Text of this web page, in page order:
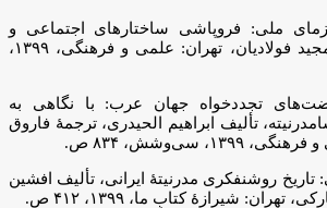
ملی: فروپاشی ساختارهای اجتماعی و
ظهور کاریزما، تألیف مجید فولادیان، تهران: علمی و فرهنگی‌‫، ۱۳۹۹،
تجددخواه جهان عرب: با نگاهی به
تألیف ابراهیم الحیدری، ترجمۀ فاروق
‫سی‌وشش، ۸۳۴ ص.
روشنفکری مدرنیتۀ ایرانی، تألیف افشین
شیرازۀ کتابِ ما، ‫۱۳۹۹، ‫۴۱۲ ص.